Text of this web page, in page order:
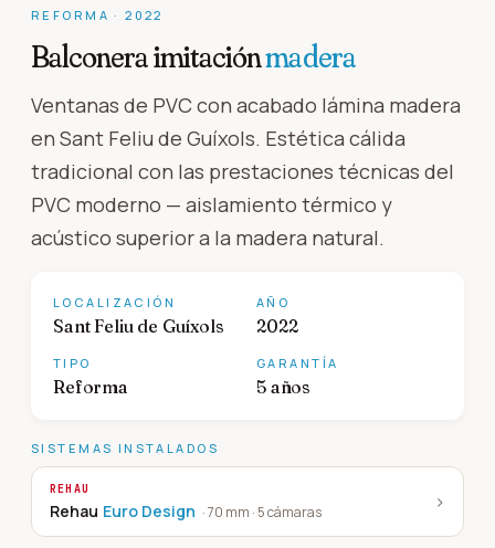
REFORMA ·2022
Balconera imitaciónmadera
Ventanas de PVC con acabado lámina madera
en Sant Feliu de Guíxols. Estética cálida
tradicional con las prestaciones técnicas del
PVC moderno — aislamiento térmico y
acústico superior a la madera natural.
LOCALIZACIÓN
Sant Feliu de Guíxols
AÑO
2022
TIPO
Reforma
GARANTÍA
5 años
SISTEMAS INSTALADOS
REHAU
Rehau Euro Design ·70 mm · 5 cámaras ›